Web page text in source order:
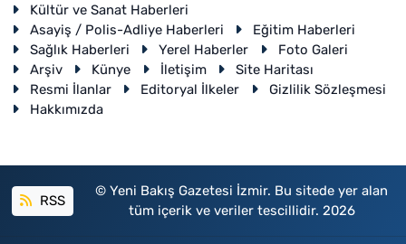
Kültür ve Sanat Haberleri
Asayiş / Polis-Adliye Haberleri
Eğitim Haberleri
Sağlık Haberleri
Yerel Haberler
Foto Galeri
Arşiv
Künye İletişim
Site Haritası
Resmi İlanlar
Editoryal İlkeler
Gizlilik Sözleşmesi
Hakkımızda
RSS
© Yeni Bakış Gazetesi İzmir. Bu sitede yer alan
tüm içerik ve veriler tescillidir. 2026